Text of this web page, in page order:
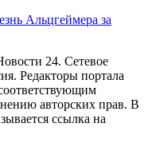
Альцгеймера за
24. Сетевое
Редакторы портала
авторских прав. В
ссылка на